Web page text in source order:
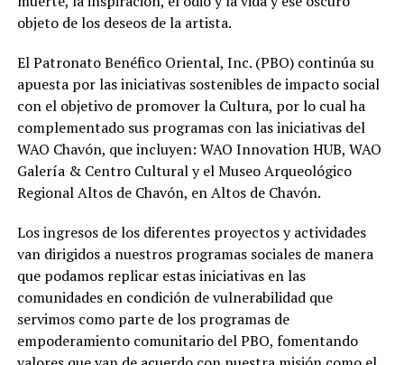
objeto de los deseos de la artista.
El Patronato Benéfico Oriental, Inc. (PBO) continúa su
apuesta por las iniciativas sostenibles de impacto social
con el objetivo de promover la Cultura, por lo cual ha
complementado sus programas con las iniciativas del
WAO Chavón, que incluyen: WAO Innovation HUB, WAO
Galería & Centro Cultural y el Museo Arqueológico
Regional Altos de Chavón, en Altos de Chavón.
Los ingresos de los diferentes proyectos y actividades
van dirigidos a nuestros programas sociales de manera
que podamos replicar estas iniciativas en las
comunidades en condición de vulnerabilidad que
servimos como parte de los programas de
empoderamiento comunitario del PBO, fomentando